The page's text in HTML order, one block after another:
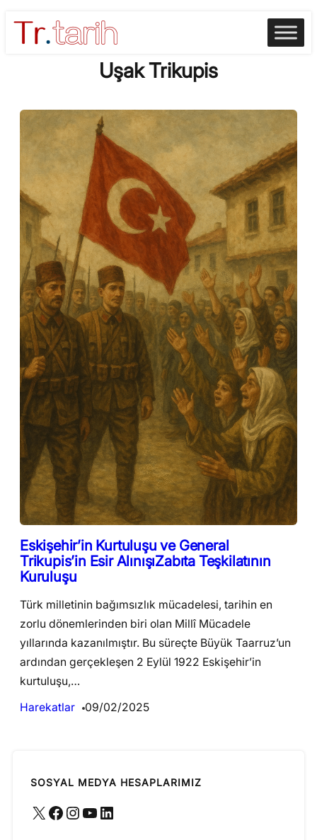
Skip
Uşak Trikupis
Eskişehir’in Kurtuluşu ve General
Trikupis’in Esir AlınışıZabıta Teşkilatının
Kuruluşu
Türk milletinin bağımsızlık mücadelesi, tarihin en
zorlu dönemlerinden biri olan Millî Mücadele
yıllarında kazanılmıştır. Bu süreçte Büyük Taarruz’un
ardından gerçekleşen 2 Eylül 1922 Eskişehir’in
kurtuluşu,…
Harekatlar
09/02/2025
SOSYAL MEDYA HESAPLARIMIZ
X Facebook Instagram YouTube LinkedIn